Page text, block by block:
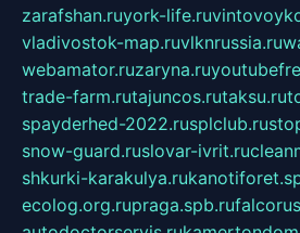
zarafshan.ruyork-life.ru
vladivostok-map.ruvlknrussia.ru
webamator.ruzaryna.ru
trade-farm.rutajuncos.rutaksu.ru
spayderhed-2022.rusplclub.ru
snow-guard.ruslovar-ivrit.ru
shkurki-karakulya.ru
ecolog.org.rupraga.spb.ru